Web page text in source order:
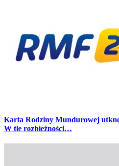
Karta Rodziny Mundurowej
W tle rozbieżności…